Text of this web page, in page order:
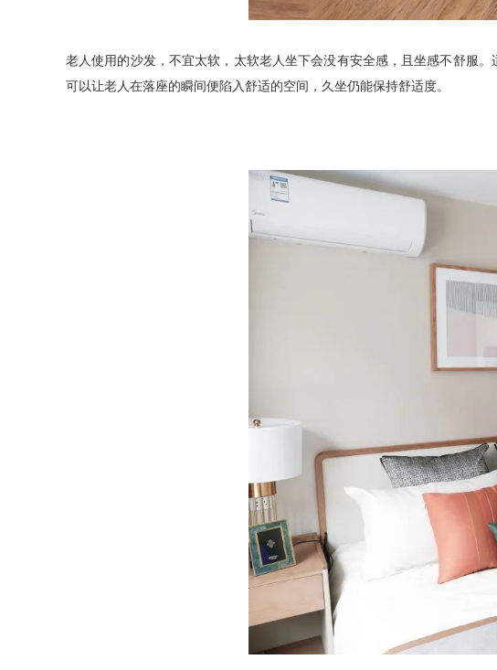
老人使用的沙发，不宜太软，太软老人坐下会没有安全感，且坐感不舒服
可以让老人在落座的瞬间便陷入舒适的空间，久坐仍能保持舒适度。